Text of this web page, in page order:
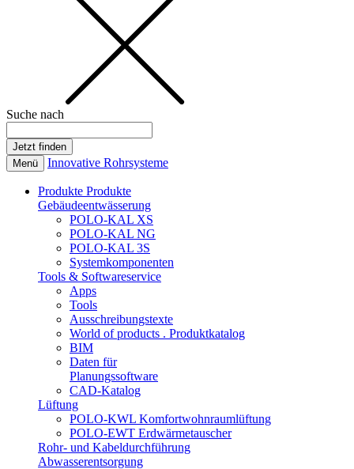
Suche nach
Menü Innovative Rohrsysteme
Produkte Produkte
Gebäudeentwässerung
POLO-KAL XS
POLO-KAL NG
POLO-KAL 3S
Systemkomponenten
Tools & Softwareservice
Apps
Tools
Ausschreibungstexte
World of products . Produktkatalog
BIM
Daten für
Planungssoftware
CAD-Katalog
Lüftung
POLO-KWL Komfortwohnraumlüftung
POLO-EWT Erdwärmetauscher
Rohr- und Kabeldurchführung
Abwasserentsorgung